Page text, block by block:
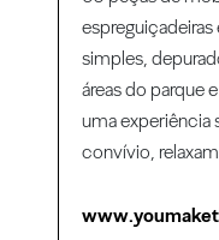
espreguiçadeiras
simples,
áreas do parque
uma experiência
convívio,